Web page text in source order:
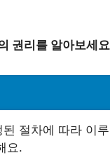
권리를 알아보세
절차에 따라 이
요.